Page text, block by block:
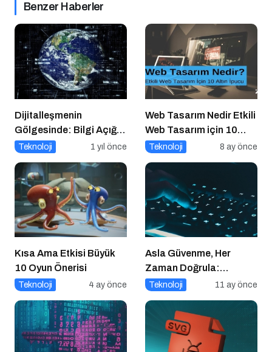
Benzer Haberler
Dijitalleşmenin
Gölgesinde: Bilgi Açığı
Büyüyor mu?
Teknoloji 1 yıl önce
Web Tasarım Nedir Etkili
Web Tasarım için 10
Altın İpucu
Teknoloji 8 ay önce
Kısa Ama Etkisi Büyük
10 Oyun Önerisi
Teknoloji 4 ay önce
Asla Güvenme, Her
Zaman Doğrula:
Şirketler İçin Parola
Teknoloji 11 ay önce